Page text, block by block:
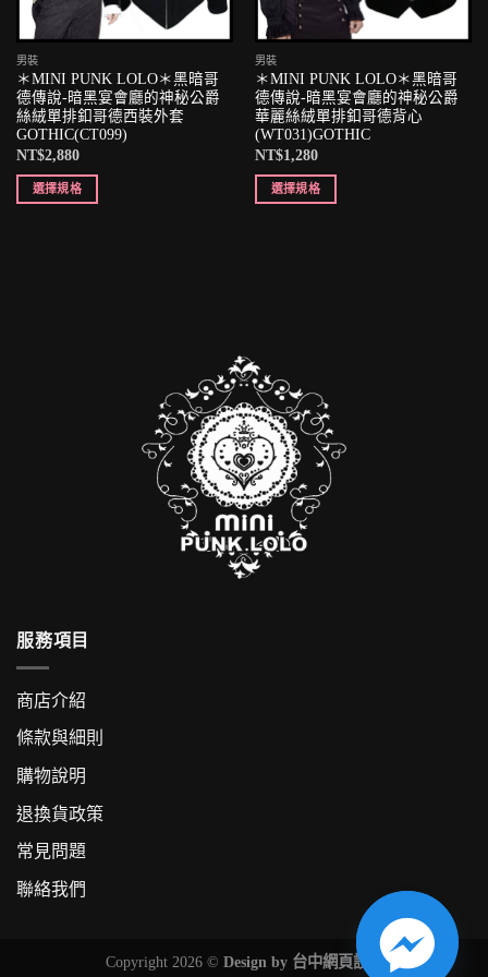
男裝
＊MINI PUNK LOLO＊黑暗哥
德傳說-暗黑宴會廳的神秘公爵
絲絨單排釦哥德西裝外套
GOTHIC(CT099)
NT$2,880
選擇規格
男裝
＊MINI PUNK LOLO＊黑暗哥
德傳說-暗黑宴會廳的神秘公爵
華麗絲絨單排釦哥德背心
(WT031)GOTHIC
NT$1,280
選擇規格
服務項目
商店介紹
條款與細則
購物說明
退換貨政策
常見問題
聯絡我們
Copyright 2026 © Design by 台中網頁設計